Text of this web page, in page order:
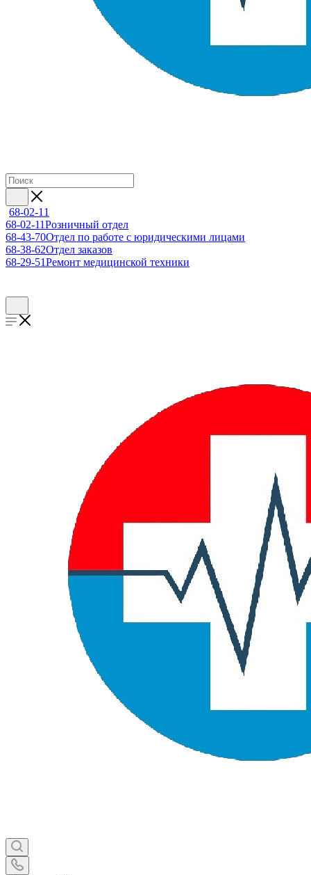
68-02-11
68-02-11Розничный отдел
68-43-70Отдел по работе с юридическими лицами
68-38-62Отдел заказов
68-29-51Ремонт медицинской техники